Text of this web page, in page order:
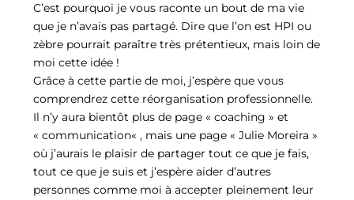
C’est pourquoi je vous raconte un bout de ma vie
que je n’avais pas partagé. Dire que l’on est HPI ou
zèbre pourrait paraître très prétentieux, mais loin de
moi cette idée !
Grâce à cette partie de moi, j’espère que vous
comprendrez cette réorganisation professionnelle.
Il n’y aura bientôt plus de page « coaching » et
« communication« , mais une page « Julie Moreira »
où j’aurais le plaisir de partager tout ce que je fais,
tout ce que je suis et j’espère aider d’autres
personnes comme moi à accepter pleinement leur